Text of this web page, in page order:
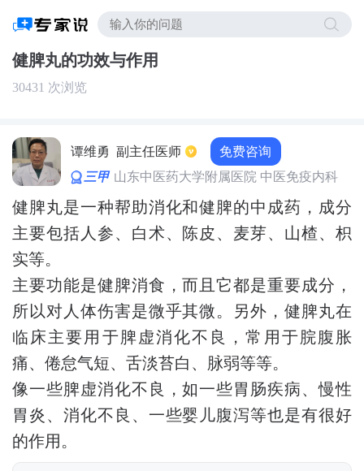
健脾丸的功效与作用
30431 次浏览
谭维勇 副主任医师 免费咨询
三甲 山东中医药大学附属医院 中医免疫内科
健脾丸是一种帮助消化和健脾的中成药，成分
主要包括人参、白术、陈皮、麦芽、山楂、枳
实等。
主要功能是健脾消食，而且它都是重要成分，
所以对人体伤害是微乎其微。另外，健脾丸在
临床主要用于脾虚消化不良，常用于脘腹胀
痛、倦怠气短、舌淡苔白、脉弱等等。
像一些脾虚消化不良，如一些胃肠疾病、慢性
胃炎、消化不良、一些婴儿腹泻等也是有很好
的作用。